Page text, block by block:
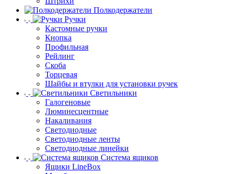
Полкодержатели
Ручки
Кастомные ручки
Кнопка
Профильная
Рейлинг
Скоба
Торцевая
Шайбы и втулки для установки ручек
Светильники
Галогеновые
Люминесцентные
Накаливания
Светодиодные
Светодиодные ленты
Светодиодные линейки
Система ящиков
Ящики LineBox